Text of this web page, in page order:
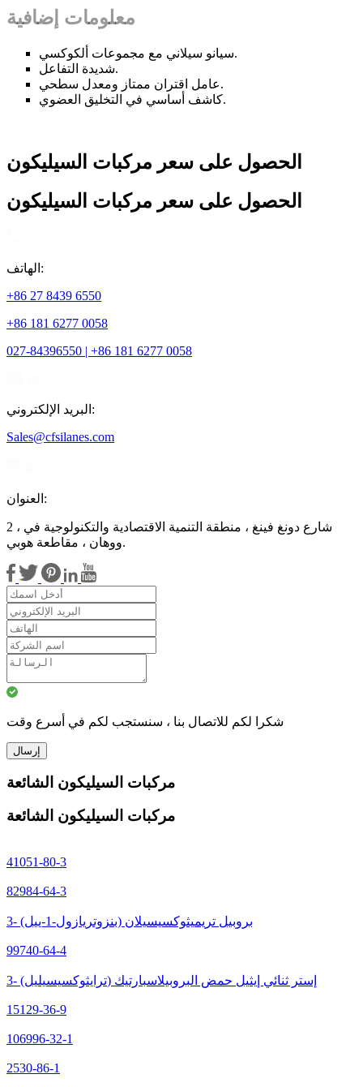
معلومات إضافية
سيانو سيلاني مع مجموعات ألكوكسي.
شديدة التفاعل.
عامل اقتران ممتاز ومعدل سطحي.
كاشف أساسي في التخليق العضوي.
الحصول على سعر مركبات السيليكون
الحصول على سعر مركبات السيليكون
الهاتف:
+86 27 8439 6550
+86 181 6277 0058
027-84396550 | +86 181 6277 0058
البريد الإلكتروني:
Sales@cfsilanes.com
العنوان:
2 ، شارع دونغ فينغ ، منطقة التنمية الاقتصادية والتكنولوجية في
ووهان ، مقاطعة هوبي.
شكرا لكم للاتصال بنا ، سنستجب لكم في أسرع وقت
إرسال
مركبات السيليكون الشائعة
مركبات السيليكون الشائعة
41051-80-3
82984-64-3
3- (بنزوتريازول-1-ييل) بروبيل تريميثوكسيسيلان
99740-64-4
3- (ترايثوكسيسيليل) إستر ثنائي إيثيل حمض البروبيلاسبارتيك
15129-36-9
106996-32-1
2530-86-1